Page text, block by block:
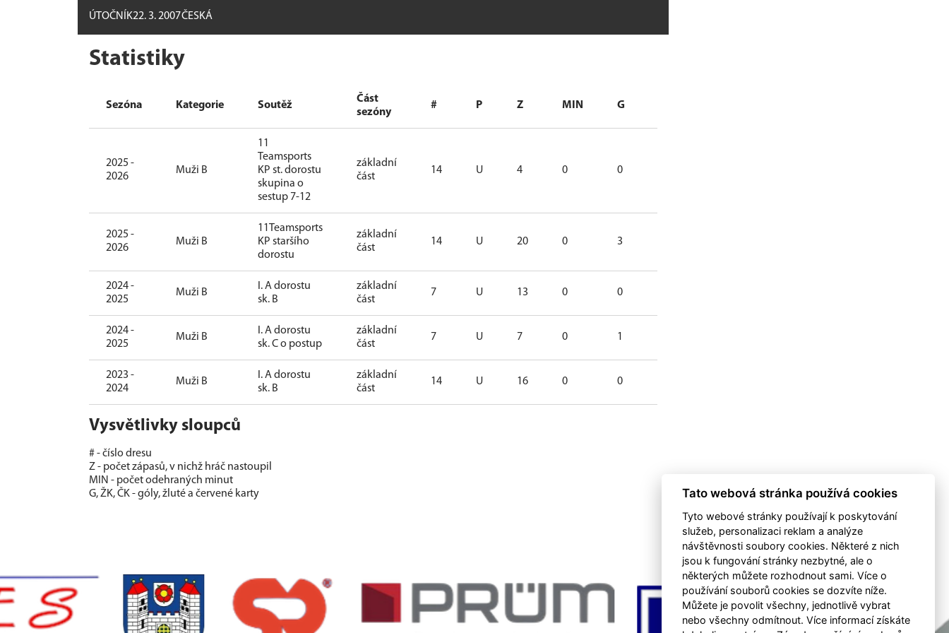
ÚTOČNÍK22. 3. 2007ČESKÁ
Statistiky
Sezóna Kategorie Soutěž
Část
sezóny
# P Z MIN G
2025 -
2026
Muži B
11
Teamsports
KP st. dorostu
skupina o
sestup 7-12
základní
část
14 U 4 0 0
2025 -
2026
Muži B
11Teamsports
KP staršího
dorostu
základní
část
14 U 20 0 3
2024 -
2025
Muži B
I. A dorostu
sk. B
základní
část
7 U 13 0 0
2024 -
2025
Muži B
I. A dorostu
sk. C o postup
základní
část
7 U 7 0 1
2023 -
2024
Muži B
I. A dorostu
sk. B
základní
část
14 U 16 0 0
Vysvětlivky sloupců
# - číslo dresu
Z - počet zápasů, v nichž hráč nastoupil
MIN - počet odehraných minut
G, ŽK, ČK - góly, žluté a červené karty
Tato webová stránka používá cookies
Tyto webové stránky používají k poskytování
služeb, personalizaci reklam a analýze
návštěvnosti soubory cookies. Některé z nich
jsou k fungování stránky nezbytné, ale o
některých můžete rozhodnout sami. Více o
používání souborů cookies se dozvíte níže.
Můžete je povolit všechny, jednotlivě vybrat
nebo všechny odmítnout. Více informací získáte